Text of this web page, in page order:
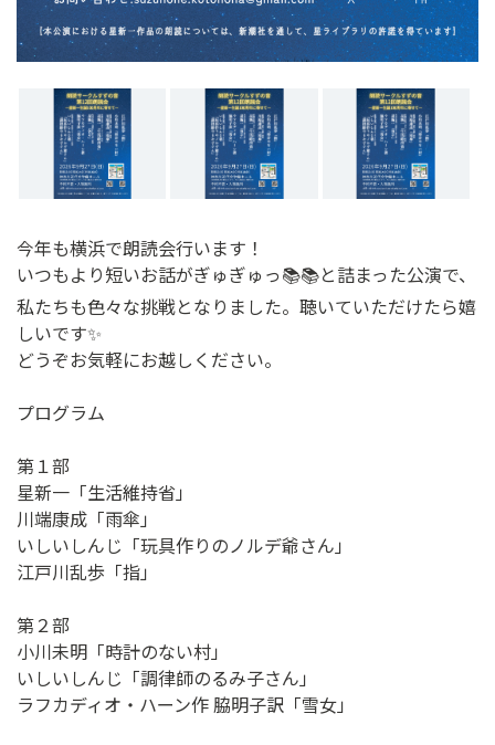
今年も横浜で朗読会行います！
いつもより短いお話がぎゅぎゅっ📚📚と詰まった公演で、
私たちも色々な挑戦となりました。聴いていただけたら嬉
しいです✨
どうぞお気軽にお越しください。
プログラム
第１部
星新一「生活維持省」
川端康成「雨傘」
いしいしんじ「玩具作りのノルデ爺さん」
江戸川乱歩「指」
第２部
小川未明「時計のない村」
いしいしんじ「調律師のるみ子さん」
ラフカディオ・ハーン作 脇明子訳「雪女」